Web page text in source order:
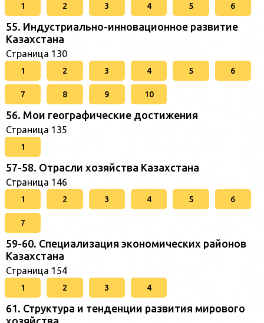
1 2 3 4 5 6
55. Индустриально-инновационное развитие
Казахстана
Страница 130
1 2 3 4 5 6
7 8 9 10
56. Мои географические достижения
Страница 135
1
57-58. Отрасли хозяйства Казахстана
Страница 146
1 2 3 4 5 6
7
59-60. Специализация экономических районов
Казахстана
Страница 154
1 2 3 4
61. Структура и тенденции развития мирового
хозяйства